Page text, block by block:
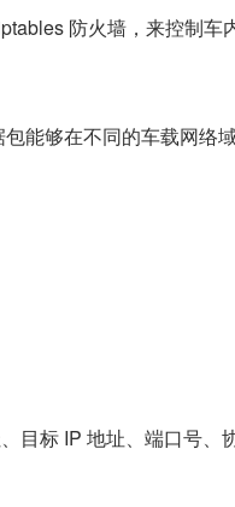
防火墙，来控制车
能够在不同的车载网络
目标 IP 地址、端口号、